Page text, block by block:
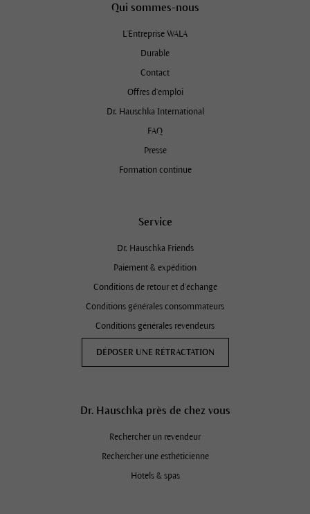
Qui sommes-nous
L'Entreprise WALA
Durable
Contact
Offres d’emploi
Dr. Hauschka International
FAQ
Presse
Formation continue
Service
Dr. Hauschka Friends
Paiement & expédition
Conditions de retour et d'échange
Conditions générales consommateurs
Conditions générales revendeurs
DÉPOSER UNE RÉTRACTATION
Dr. Hauschka près de chez vous
Rechercher un revendeur
Rechercher une esthéticienne
Hôtels & spas